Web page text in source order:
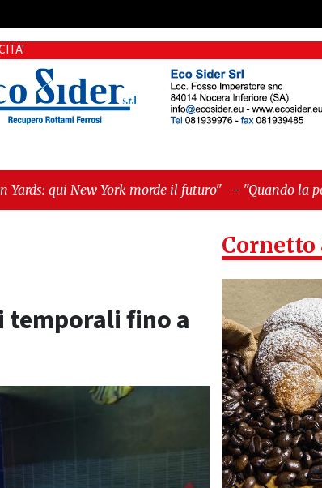
morde il futuro" -"Quando la politica diventa
temporali fino a
Cornetto